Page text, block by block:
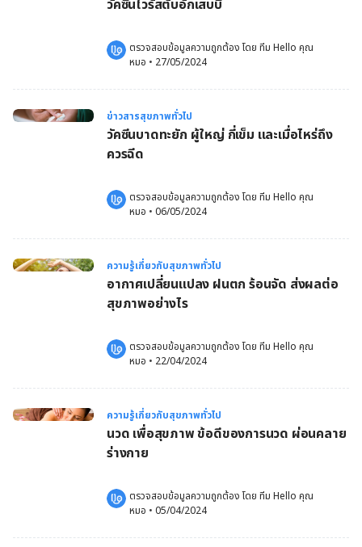
วัคซีนไวรัสตับอักเสบบี
ตรวจสอบข้อมูลความถูกต้อง โดย ทีม Hello คุณ
หมอ • 27/05/2024
ข่าวสารสุขภาพทั่วไป
วัคซีนบาดทะยัก ผู้ใหญ่ กี่เข็ม และเมื่อไหร่ถึง
ควรฉีด
ตรวจสอบข้อมูลความถูกต้อง โดย ทีม Hello คุณ
หมอ • 06/05/2024
ความรู้เกี่ยวกับสุขภาพทั่วไป
อากาศเปลี่ยนแปลง ฝนตก ร้อนจัด ส่งผลต่อ
สุขภาพอย่างไร
ตรวจสอบข้อมูลความถูกต้อง โดย ทีม Hello คุณ
หมอ • 22/04/2024
ความรู้เกี่ยวกับสุขภาพทั่วไป
นวด เพื่อสุขภาพ ข้อดีของการนวด ผ่อนคลาย
ร่างกาย
ตรวจสอบข้อมูลความถูกต้อง โดย ทีม Hello คุณ
หมอ • 05/04/2024